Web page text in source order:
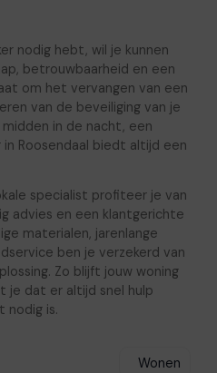
nodig hebt, wil je kunnen
betrouwbaarheid en een
om het vervangen van een
van de beveiliging van je
in de nacht, een
Roosendaal biedt altijd een
specialist profiteer je van
advies en een klantgerichte
materialen, jarenlange
ben je verzekerd van
Zo blijft jouw woning
je dat er altijd snel hulp
nodig is.
Wonen